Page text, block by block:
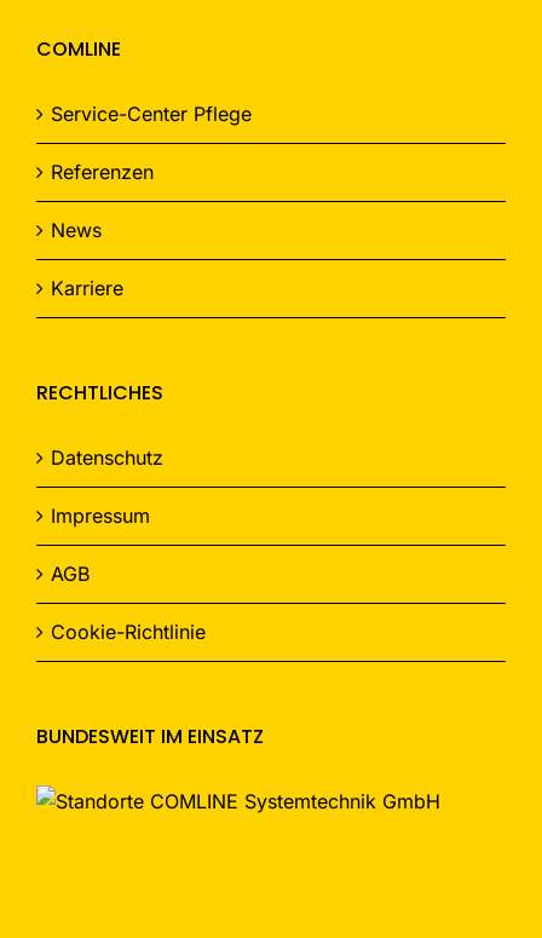
COMLINE
Service-Center Pflege
Referenzen
News
Karriere
RECHTLICHES
Datenschutz
Impressum
AGB
Cookie-Richtlinie
BUNDESWEIT IM EINSATZ